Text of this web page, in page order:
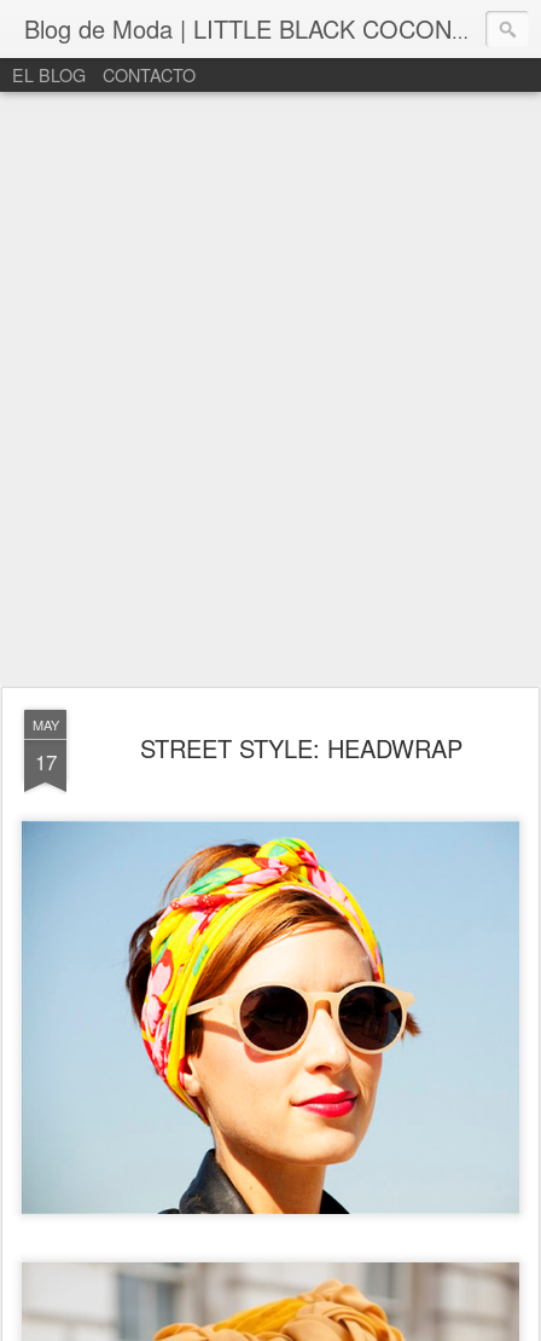
Blog de Moda | LITTLE BLACK COCONUT | Bloguera de moda en León
EL BLOG CONTACTO
MAY
17 STREET STYLE: HEADWRAP